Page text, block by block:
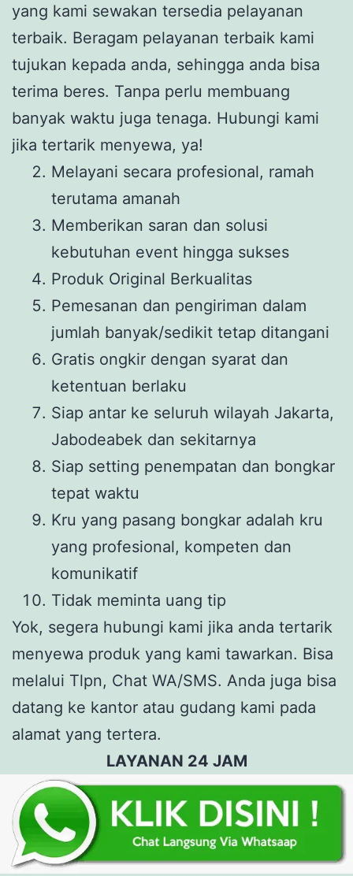
yang kami sewakan tersedia pelayanan
terbaik. Beragam pelayanan terbaik kami
tujukan kepada anda, sehingga anda bisa
terima beres. Tanpa perlu membuang
banyak waktu juga tenaga. Hubungi kami
jika tertarik menyewa, ya!
Melayani secara profesional, ramah
terutama amanah
Memberikan saran dan solusi
kebutuhan event hingga sukses
Produk Original Berkualitas
Pemesanan dan pengiriman dalam
jumlah banyak/sedikit tetap ditangani
Gratis ongkir dengan syarat dan
ketentuan berlaku
Siap antar ke seluruh wilayah Jakarta,
Jabodeabek dan sekitarnya
Siap setting penempatan dan bongkar
tepat waktu
Kru yang pasang bongkar adalah kru
yang profesional, kompeten dan
komunikatif
Tidak meminta uang tip
Yok, segera hubungi kami jika anda tertarik
menyewa produk yang kami tawarkan. Bisa
melalui Tlpn, Chat WA/SMS. Anda juga bisa
datang ke kantor atau gudang kami pada
alamat yang tertera.
LAYANAN 24 JAM